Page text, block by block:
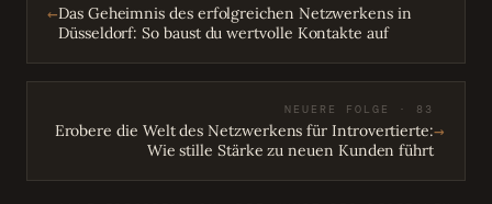
←Das Geheimnis des erfolgreichen Netzwerkens in
Düsseldorf: So baust du wertvolle Kontakte auf
NEUERE FOLGE · 83
Erobere die Welt des Netzwerkens für Introvertierte:
Wie stille Stärke zu neuen Kunden führt
→